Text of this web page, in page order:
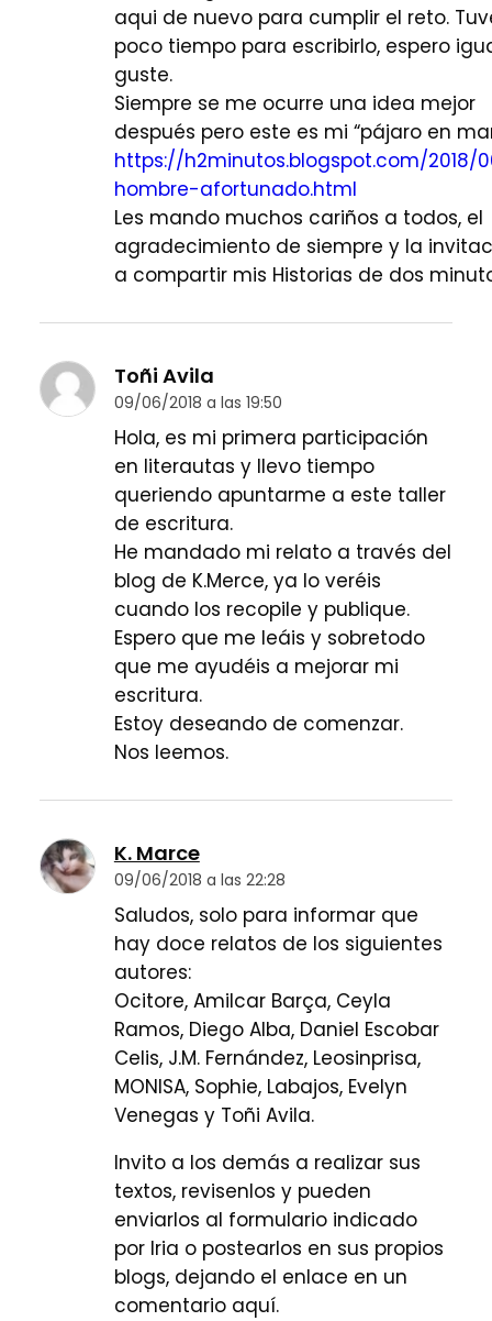
aqui de nuevo para cumplir el reto.
poco tiempo para escribirlo, espero
guste.
Siempre se me ocurre una idea mejor
después pero este es mi “pájaro en
https://h2minutos.blogspot.com/2018/
hombre-afortunado.html
Les mando muchos cariños a todos, el
agradecimiento de siempre y la
a compartir mis Historias de dos
Toñi Avila
09/06/2018 a las 19:50
Hola, es mi primera participación
en literautas y llevo tiempo
queriendo apuntarme a este taller
de escritura.
He mandado mi relato a través del
blog de K.Merce, ya lo veréis
cuando los recopile y publique.
Espero que me leáis y sobretodo
que me ayudéis a mejorar mi
escritura.
Estoy deseando de comenzar.
Nos leemos.
K. Marce
09/06/2018 a las 22:28
Saludos, solo para informar que
hay doce relatos de los siguientes
autores:
Ocitore, Amilcar Barça, Ceyla
Ramos, Diego Alba, Daniel Escobar
Celis, J.M. Fernández, Leosinprisa,
MONISA, Sophie, Labajos, Evelyn
Venegas y Toñi Avila.
Invito a los demás a realizar sus
textos, revisenlos y pueden
enviarlos al formulario indicado
por Iria o postearlos en sus propios
blogs, dejando el enlace en un
comentario aquí.